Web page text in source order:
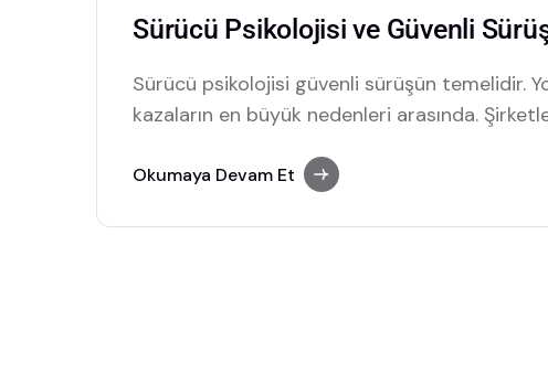
Sürücü Psikolojisi ve Güvenli
Sürücü psikolojisi güvenli sürüşün temelidir.
kazaların en büyük nedenleri arasında.
Okumaya Devam Et